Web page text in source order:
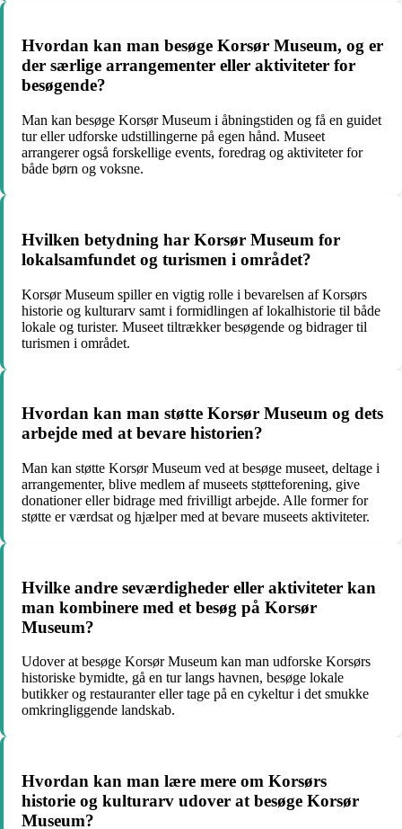
Hvordan kan man besøge Korsør Museum, og er
der særlige arrangementer eller aktiviteter for
besøgende?
Man kan besøge Korsør Museum i åbningstiden og få en guidet
tur eller udforske udstillingerne på egen hånd. Museet
arrangerer også forskellige events, foredrag og aktiviteter for
både børn og voksne.
Hvilken betydning har Korsør Museum for
lokalsamfundet og turismen i området?
Korsør Museum spiller en vigtig rolle i bevarelsen af Korsørs
historie og kulturarv samt i formidlingen af lokalhistorie til både
lokale og turister. Museet tiltrækker besøgende og bidrager til
turismen i området.
Hvordan kan man støtte Korsør Museum og dets
arbejde med at bevare historien?
Man kan støtte Korsør Museum ved at besøge museet, deltage i
arrangementer, blive medlem af museets støtteforening, give
donationer eller bidrage med frivilligt arbejde. Alle former for
støtte er værdsat og hjælper med at bevare museets aktiviteter.
Hvilke andre seværdigheder eller aktiviteter kan
man kombinere med et besøg på Korsør
Museum?
Udover at besøge Korsør Museum kan man udforske Korsørs
historiske bymidte, gå en tur langs havnen, besøge lokale
butikker og restauranter eller tage på en cykeltur i det smukke
omkringliggende landskab.
Hvordan kan man lære mere om Korsørs
historie og kulturarv udover at besøge Korsør
Museum?